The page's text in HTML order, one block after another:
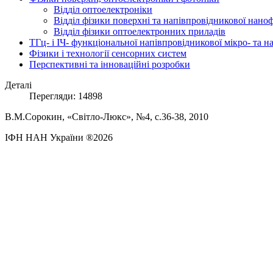
Відділ оптоелектроніки
Відділ фізики поверхні та напівпровідникової
Відділ фізики оптоелектронних приладів
ТГц- і ІЧ- функціональної напівпровідникової мікро- та
Фізики і технології сенсорних систем
Перспективні та інноваційні розробки
Деталі
Перегляди: 14898
В.М.Сорокин, «Світло-Люкс», №4, с.36-38, 2010
ІФН НАН України ®2026